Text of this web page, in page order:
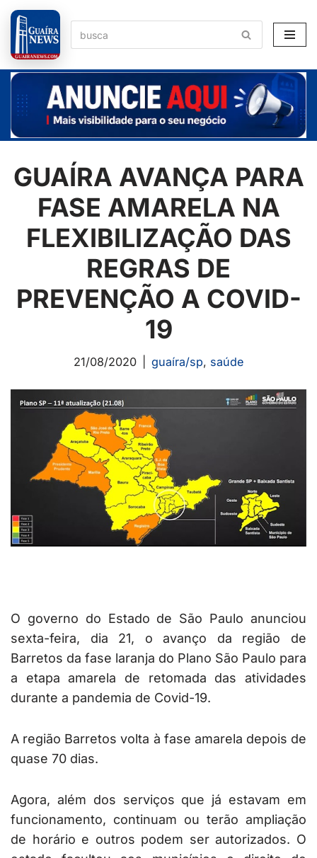
Pular
para
o
conteúdo
GUAÍRA AVANÇA PARA
FASE AMARELA NA
FLEXIBILIZAÇÃO DAS
REGRAS DE
PREVENÇÃO A COVID-
19
21/08/2020 guaíra/sp, saúde
O governo do Estado de São Paulo anunciou
sexta-feira, dia 21, o avanço da região de
Barretos da fase laranja do Plano São Paulo para
a etapa amarela de retomada das atividades
durante a pandemia de Covid-19.
A região Barretos volta à fase amarela depois de
quase 70 dias.
Agora, além dos serviços que já estavam em
funcionamento, continuam ou terão ampliação
de horário e outros podem ser autorizados. O